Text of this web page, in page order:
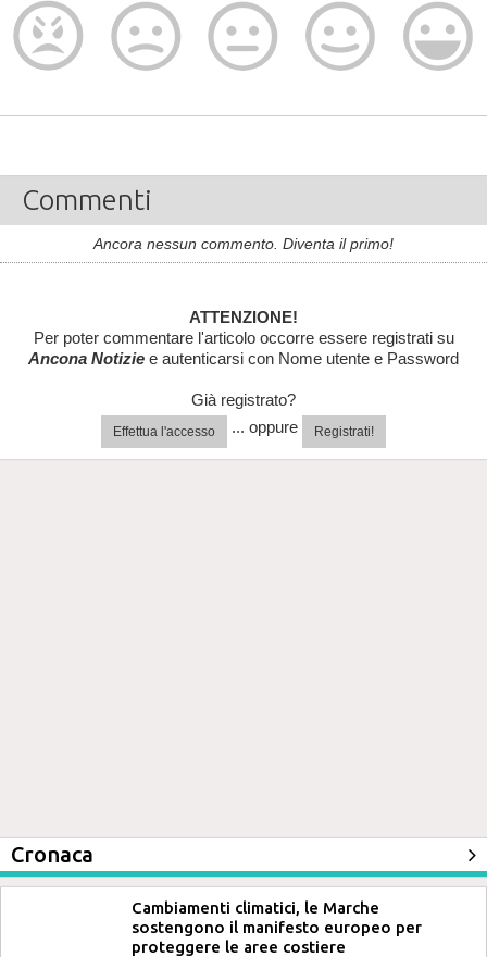
Commenti
Ancora nessun commento. Diventa il primo!
ATTENZIONE!
Per poter commentare l'articolo occorre essere registrati su
Ancona Notizie e autenticarsi con Nome utente e Password
Già registrato?
Effettua l'accesso ... oppure Registrati!
Cronaca
Cambiamenti climatici, le Marche
sostengono il manifesto europeo per
proteggere le aree costiere